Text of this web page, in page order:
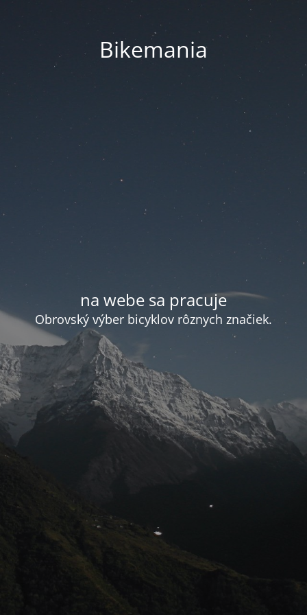
Bikemania
na webe sa pracuje
Obrovský výber bicyklov rôznych značiek.